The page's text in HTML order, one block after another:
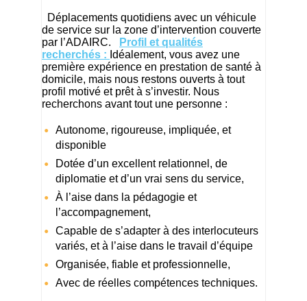
Déplacements quotidiens avec un véhicule
de service sur la zone d’intervention couverte
par l’ADAIRC.
Profil et qualités
recherchés : Idéalement, vous avez une
première expérience en prestation de santé à
domicile, mais nous restons ouverts à tout
profil motivé et prêt à s’investir. Nous
recherchons avant tout une personne :
Autonome, rigoureuse, impliquée, et
disponible
Dotée d’un excellent relationnel, de
diplomatie et d’un vrai sens du service,
À l’aise dans la pédagogie et
l’accompagnement,
Capable de s’adapter à des interlocuteurs
variés, et à l’aise dans le travail d’équipe
Organisée, fiable et professionnelle,
Avec de réelles compétences techniques.